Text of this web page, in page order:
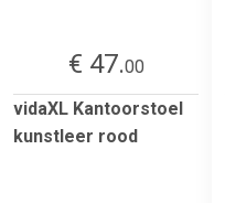
€ 47.00
vidaXL Kantoorstoel
kunstleer rood